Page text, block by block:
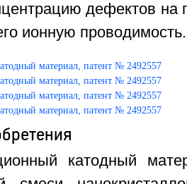
дефектов на
ионную
катодный